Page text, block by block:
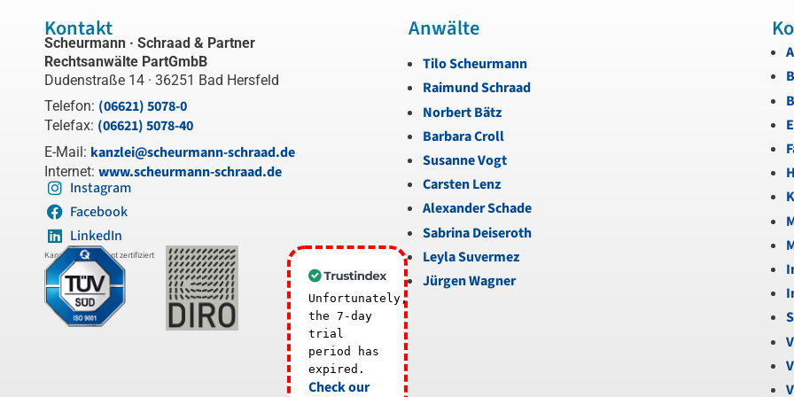
Kontakt
Scheurmann · Schraad & Partner
Rechtsanwälte PartGmbB
Dudenstraße 14 · 36251 Bad Hersfeld
Telefon: (06621) 5078-0
Telefax: (06621) 5078-40
E-Mail: kanzlei@scheurmann-schraad.de
Internet: www.scheurmann-schraad.de
Instagram
Facebook
LinkedIn
Kanzleimanagement zertifiziert
Unfortunately,
the 7-day
trial
period has
expired.
Check our
Anwälte
Tilo Scheurmann
Raimund Schraad
Norbert Bätz
Barbara Croll
Susanne Vogt
Carsten Lenz
Alexander Schade
Sabrina Deiseroth
Leyla Suvermez
Jürgen Wagner